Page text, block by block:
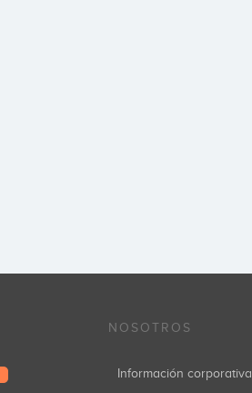
NOSOTROS
Información corporativa